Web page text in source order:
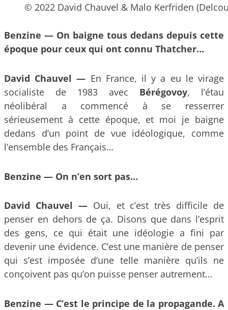
© 2022 David Chauvel & Malo Kerfriden
Benzine — On baigne tous dedans depuis cette
époque pour ceux qui ont connu Thatcher…
David Chauvel — En France, il y a eu le virage
socialiste de 1983 avec Bérégovoy, l’étau
néolibéral a commencé à se resserrer
sérieusement à cette époque, et moi je baigne
dedans d’un point de vue idéologique, comme
l’ensemble des Français…
Benzine — On n’en sort pas…
David Chauvel —Oui, et c’est très difficile de
penser en dehors de ça. Disons que dans l’esprit
des gens, ce qui était une idéologie a fini par
devenir une évidence. C’est une manière de penser
qui s’est imposée d’une telle manière qu’ils ne
conçoivent pas qu’on puisse penser autrement…
Benzine — C’est le principe de la propagande. A